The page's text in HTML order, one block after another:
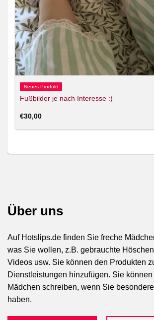
Neues Produkt
Fußbilder je nach Interesse :)
€30,00
Über uns
Auf Hotslips.de finden Sie freche
was Sie wollen, z.B. gebrauchte
Videos usw. Sie können den Produkten
Dienstleistungen hinzufügen. Sie
Mädchen schreiben, wenn Sie
haben.